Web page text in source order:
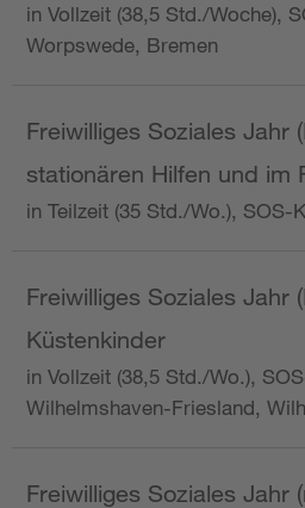
in Vollzeit (38,5 Std./Woche),
Worpswede, Bremen
Freiwilliges Soziales Jahr
stationären Hilfen und im
in Teilzeit (35 Std./Wo.),
Freiwilliges Soziales Jahr
Küstenkinder
in Vollzeit (38,5 Std./Wo.),
Wilhelmshaven-Friesland,
Freiwilliges Soziales Jahr